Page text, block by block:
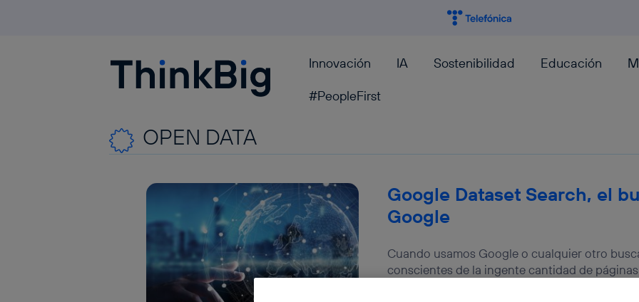
Blogthinkbig.com Innovación IA Sostenibilidad Educación
#PeopleFirst
OPEN DATA
Google Dataset Search, el
Google
Cuando usamos Google o cualquier otro
conscientes de la ingente cantidad de